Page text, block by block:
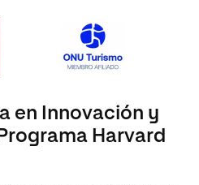
en Innovación y
Harvard